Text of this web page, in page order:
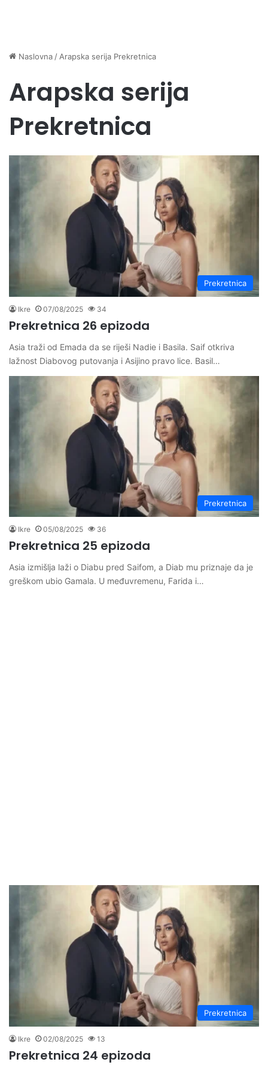
Naslovna / Arapska serija Prekretnica
Arapska serija
Prekretnica
Prekretnica
Ikre 07/08/2025 34
Prekretnica 26 epizoda
Asia traži od Emada da se riješi Nadie i Basila. Saif otkriva
lažnost Diabovog putovanja i Asijino pravo lice. Basil…
Prekretnica
Ikre 05/08/2025 36
Prekretnica 25 epizoda
Asia izmišlja laži o Diabu pred Saifom, a Diab mu priznaje da je
greškom ubio Gamala. U međuvremenu, Farida i…
Prekretnica
Ikre 02/08/2025 13
Prekretnica 24 epizoda